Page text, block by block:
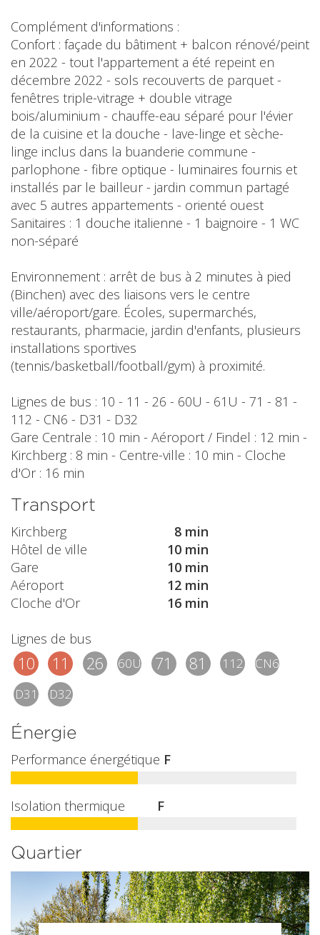
Complément d'informations :
Confort : façade du bâtiment + balcon rénové/peint
en 2022 - tout l'appartement a été repeint en
décembre 2022 - sols recouverts de parquet -
fenêtres triple-vitrage + double vitrage
bois/aluminium - chauffe-eau séparé pour l'évier
de la cuisine et la douche - lave-linge et sèche-
linge inclus dans la buanderie commune -
parlophone - fibre optique - luminaires fournis et
installés par le bailleur - jardin commun partagé
avec 5 autres appartements - orienté ouest
Sanitaires : 1 douche italienne - 1 baignoire - 1 WC
non-séparé
Environnement : arrêt de bus à 2 minutes à pied
(Binchen) avec des liaisons vers le centre
ville/aéroport/gare. Écoles, supermarchés,
restaurants, pharmacie, jardin d'enfants, plusieurs
installations sportives
(tennis/basketball/football/gym) à proximité.
Lignes de bus : 10 - 11 - 26 - 60U - 61U - 71 - 81 -
112 - CN6 - D31 - D32
Gare Centrale : 10 min - Aéroport / Findel : 12 min -
Kirchberg : 8 min - Centre-ville : 10 min - Cloche
d'Or : 16 min
Transport
Kirchberg
8 min
Hôtel de ville
10 min
Gare
10 min
Aéroport
12 min
Cloche d'Or
16 min
Lignes de bus
10 11 26 60U 71 81 112
CN6
D31
D32
Énergie
Performance énergétique F
Isolation thermique F
Quartier